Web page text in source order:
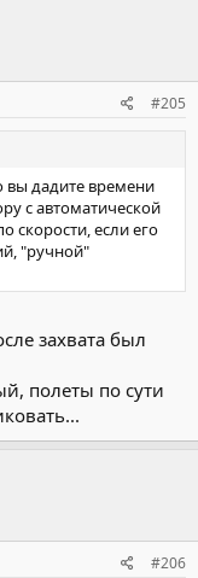
#205
вы дадите времени
с автоматической
скорости, если его
"ручной"
захвата был
полеты по сути
#206